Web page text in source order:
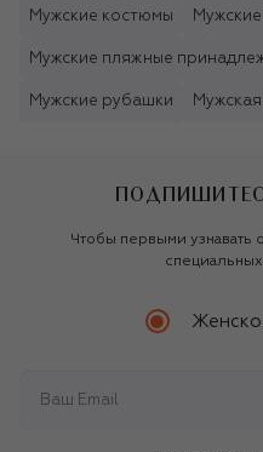
Мужские костюмы
Мужские пляжные
Мужские рубашки
Чтобы первыми узнавать